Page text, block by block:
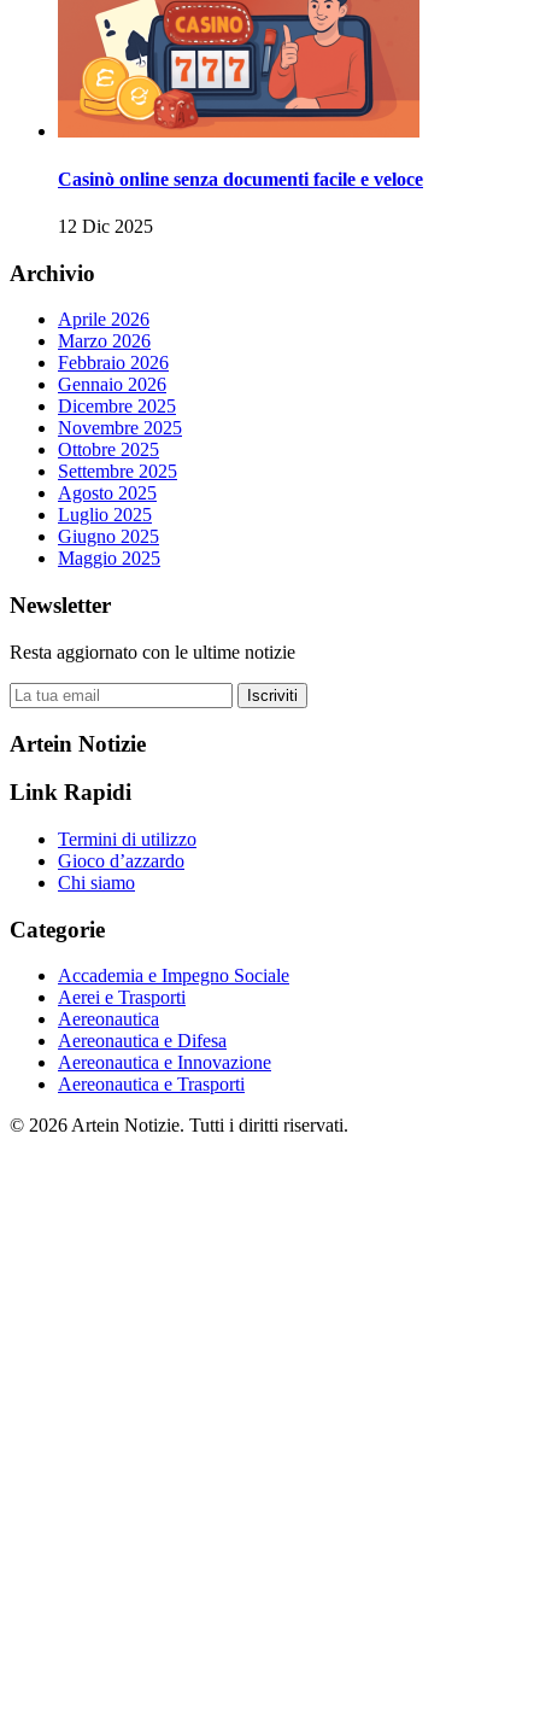
Casinò online senza documenti facile e veloce
12 Dic 2025
Archivio
Aprile 2026
Marzo 2026
Febbraio 2026
Gennaio 2026
Dicembre 2025
Novembre 2025
Ottobre 2025
Settembre 2025
Agosto 2025
Luglio 2025
Giugno 2025
Maggio 2025
Newsletter
Resta aggiornato con le ultime notizie
Iscriviti
Artein Notizie
Link Rapidi
Termini di utilizzo
Gioco d’azzardo
Chi siamo
Categorie
Accademia e Impegno Sociale
Aerei e Trasporti
Aereonautica
Aereonautica e Difesa
Aereonautica e Innovazione
Aereonautica e Trasporti
© 2026 Artein Notizie. Tutti i diritti riservati.